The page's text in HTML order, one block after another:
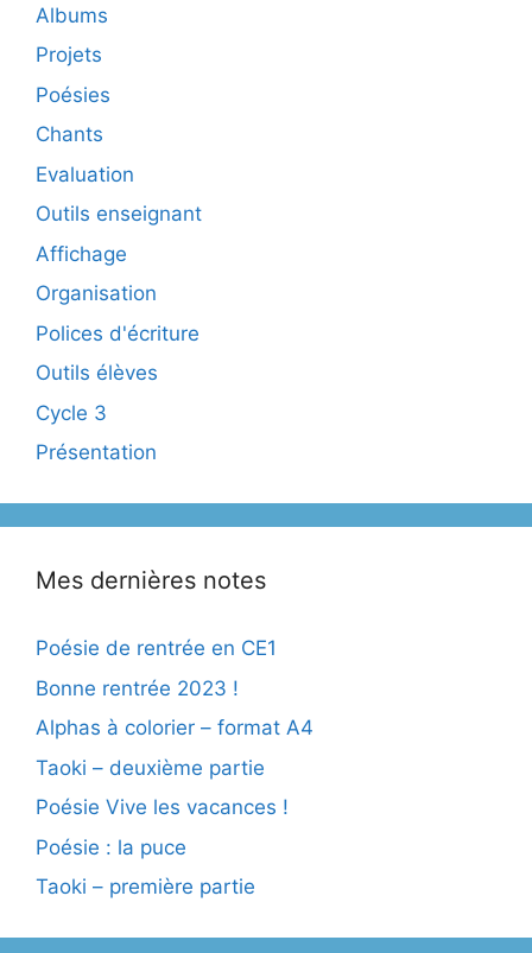
Albums
Projets
Poésies
Chants
Evaluation
Outils enseignant
Affichage
Organisation
Polices d'écriture
Outils élèves
Cycle 3
Présentation
Mes dernières notes
Poésie de rentrée en CE1
Bonne rentrée 2023 !
Alphas à colorier – format A4
Taoki – deuxième partie
Poésie Vive les vacances !
Poésie : la puce
Taoki – première partie